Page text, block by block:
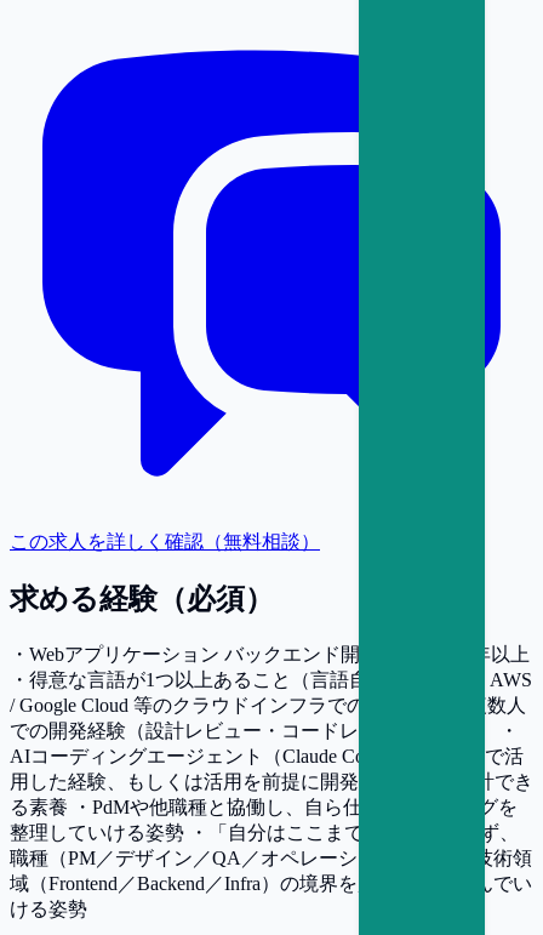
この求人を詳しく確認（無料相談）
求める経験（必須）
・Webアプリケーション バックエンド開発経験 概ね5年以上
・得意な言語が1つ以上あること（言語自体は不問） ・AWS
/ Google Cloud 等のクラウドインフラでの開発経験 ・複数人
での開発経験（設計レビュー・コードレビューを含む） ・
AIコーディングエージェント（Claude Code 等）を業務で活
用した経験、もしくは活用を前提に開発プロセスを設計でき
る素養 ・PdMや他職種と協働し、自ら仕様・バックログを
整理していける姿勢 ・「自分はここまで」と線引きせず、
職種（PM／デザイン／QA／オペレーション）および技術領
域（Frontend／Backend／Infra）の境界を越えて踏み込んでい
ける姿勢